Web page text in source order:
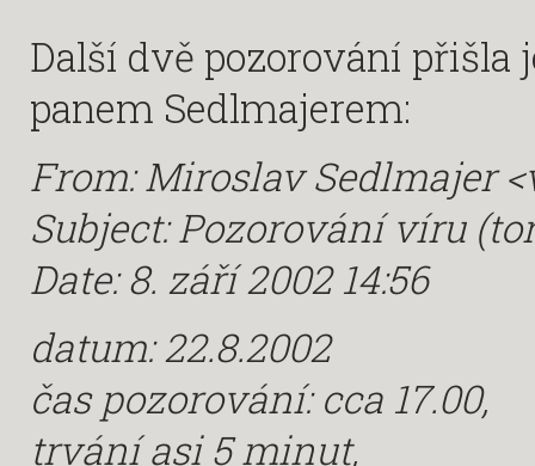
Další dvě pozorování
panem Sedlmajerem:
From: Miroslav Sedlmajer
Subject: Pozorování víru
Date: 8. září 2002 14:56
datum: 22.8.2002
čas pozorování: cca 17.00,
trvání asi 5 minut,